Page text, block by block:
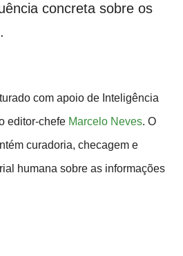
concreta sobre os
com apoio de Inteligência
editor-chefe Marcelo Neves. O
curadoria, checagem e
humana sobre as informações